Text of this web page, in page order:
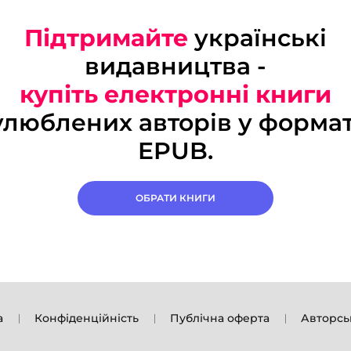
Підтримайте українські
видавництва -
купіть електронні книги
авторів у
EPUB.
ОБРАТИ КНИГИ
Конфіденційність Публічна оферта